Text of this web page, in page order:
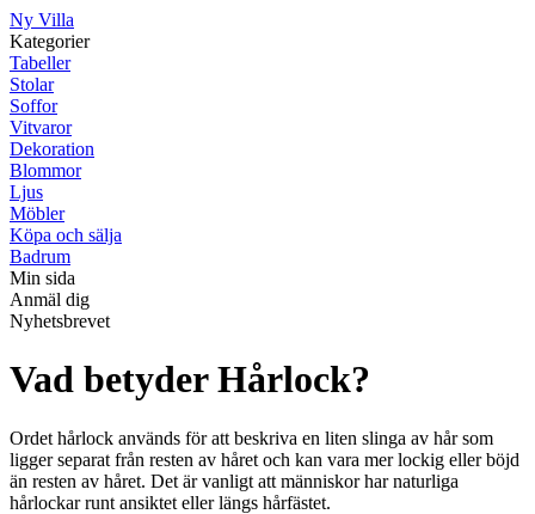
Ny Villa
Kategorier
Tabeller
Stolar
Soffor
Vitvaror
Dekoration
Blommor
Ljus
Möbler
Köpa och sälja
Badrum
Min sida
Anmäl dig
Nyhetsbrevet
Vad betyder Hårlock?
Ordet hårlock används för att beskriva en liten slinga av hår som
ligger separat från resten av håret och kan vara mer lockig eller böjd
än resten av håret. Det är vanligt att människor har naturliga
hårlockar runt ansiktet eller längs hårfästet.